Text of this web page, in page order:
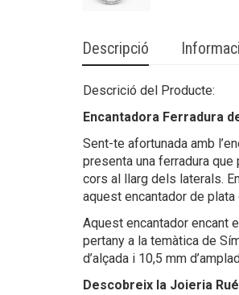
Descripció
Descrició del Producte:
Encantadora Ferradura
Sent-te afortunada amb
presenta una ferradura
cors al llarg dels laterals.
aquest encantador de
Aquest encantador encant
pertany a la temàtica de
d’alçada i 10,5 mm
Descobreix la Joieria